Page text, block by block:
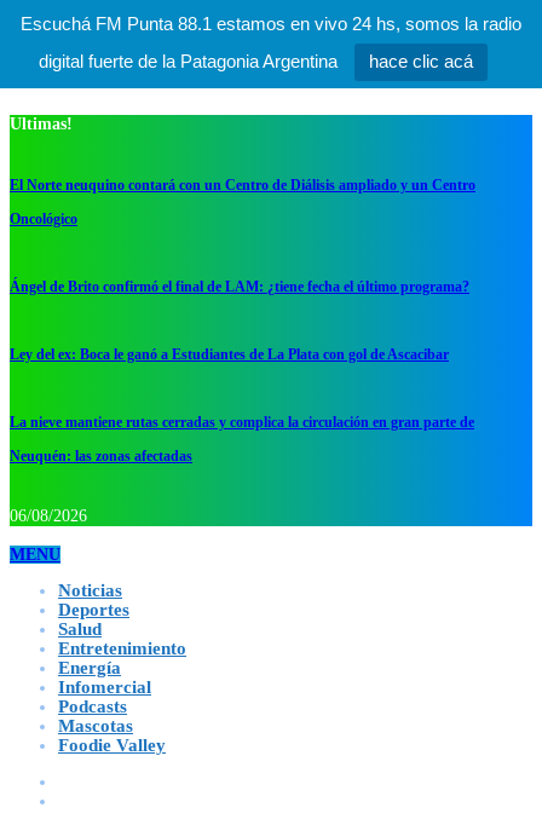
Escuchá FM Punta 88.1 estamos en vivo 24 hs, somos la radio
digital fuerte de la Patagonia Argentina
hace clic acá
Ultimas!
El Norte neuquino contará con un Centro de Diálisis ampliado y un Centro
Oncológico
Ángel de Brito confirmó el final de LAM: ¿tiene fecha el último programa?
Ley del ex: Boca le ganó a Estudiantes de La Plata con gol de Ascacibar
La nieve mantiene rutas cerradas y complica la circulación en gran parte de
Neuquén: las zonas afectadas
06/08/2026
MENU
Noticias
Deportes
Salud
Entretenimiento
Energía
Infomercial
Podcasts
Mascotas
Foodie Valley